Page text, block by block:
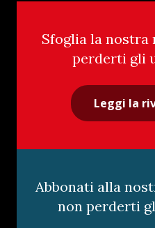
Sfoglia la nostra
perderti gli
Leggi la
Abbonati alla
non perderti